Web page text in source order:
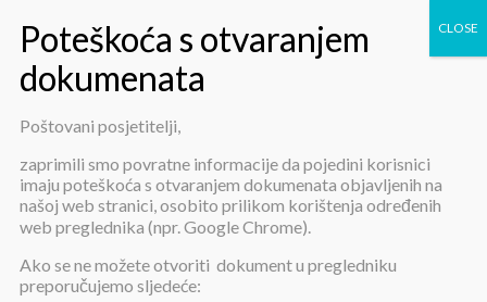
Pojašnjenje dokumentacije o
nabavi – opskrba prirodnim
plinom
Poštovani posjetitelji,
zaprimili smo povratne informacije da pojedini korisnici
imaju poteškoća s otvaranjem dokumenata objavljenih na
našoj web stranici, osobito prilikom korištenja određenih
web preglednika (npr. Google Chrome).
Ako se ne možete otvoriti dokument u pregledniku
preporučujemo sljedeće: